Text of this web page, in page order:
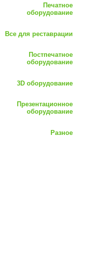
Печатное
оборудование
Все для реставрации
Постпечатное
оборудование
3D оборудование
Презентационное
оборудование
Разное